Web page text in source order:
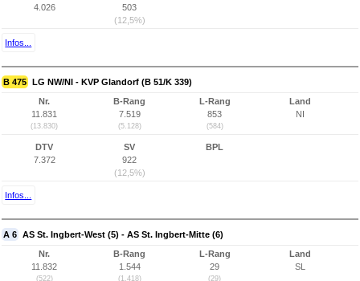
4.026
503
(12,5%)
Infos...
B 475 LG NW/NI - KVP Glandorf (B 51/K 339)
Nr.
11.831
(13.830)
B-Rang
7.519
(5.128)
L-Rang
853
(584)
Land
NI
DTV
7.372
SV
922
(12,5%)
BPL
Infos...
A 6 AS St. Ingbert-West (5) - AS St. Ingbert-Mitte (6)
Nr.
11.832
(522)
B-Rang
1.544
(1.418)
L-Rang
29
(29)
Land
SL